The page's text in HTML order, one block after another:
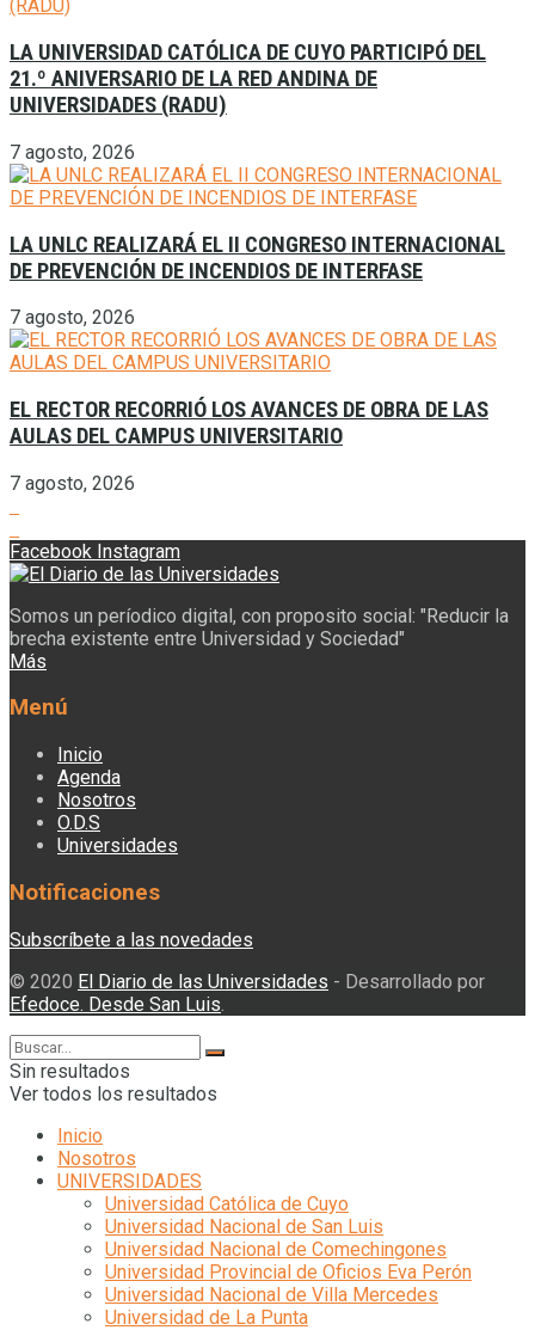
LA UNIVERSIDAD CATÓLICA DE CUYO PARTICIPÓ DEL
21.º ANIVERSARIO DE LA RED ANDINA DE
UNIVERSIDADES (RADU)
7 agosto, 2026
LA UNLC REALIZARÁ EL II CONGRESO INTERNACIONAL
DE PREVENCIÓN DE INCENDIOS DE INTERFASE
7 agosto, 2026
EL RECTOR RECORRIÓ LOS AVANCES DE OBRA DE LAS
AULAS DEL CAMPUS UNIVERSITARIO
7 agosto, 2026
Facebook Instagram
Somos un períodico digital, con proposito social: "Reducir la
brecha existente entre Universidad y Sociedad"
Más
Menú
Inicio
Agenda
Nosotros
O.D.S
Universidades
Notificaciones
Subscríbete a las novedades
© 2020 El Diario de las Universidades - Desarrollado por
Efedoce. Desde San Luis
Sin resultados
Ver todos los resultados
Inicio
Nosotros
UNIVERSIDADES
Universidad Católica de Cuyo
Universidad Nacional de San Luis
Universidad Nacional de Comechingones
Universidad Provincial de Oficios Eva Perón
Universidad Nacional de Villa Mercedes
Universidad de La Punta